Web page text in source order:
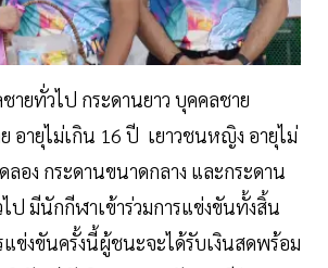
ายทั่วไป กระดานยาว บุคคลชาย
อายุไม่เกิน 16 ปี เยาวชนหญิง อายุไม่
อง กระดานขนาดกลาง และกระดาน
ป มีนักกีฬาเข้าร่วมการแข่งขันทั้งสิ้น
ข่งขันครั้งนี้ผู้ชนะจะได้รับเงินสดพร้อม